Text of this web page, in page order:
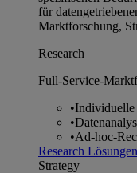
für
Marktforschung,
Research
Full-Service-
•Individuelle
•
•Ad-hoc-
Research Lösungen
Strategy